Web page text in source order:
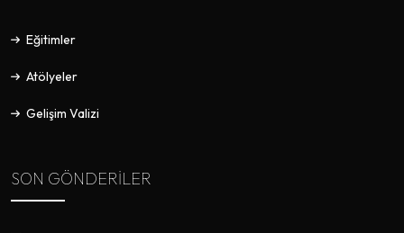
Eğitimler
Atölyeler
Gelişim Valizi
SON GÖNDERILER